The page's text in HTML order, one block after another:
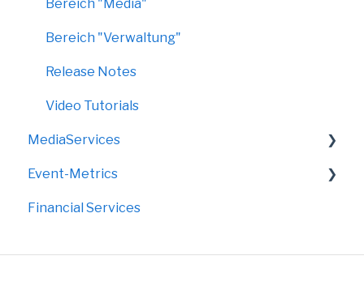
Bereich "Media"
Bereich "Verwaltung"
Release Notes
Video Tutorials
MediaServices
Rollups
Faltdisplays
Event-Metrics
FAQ
Financial Services